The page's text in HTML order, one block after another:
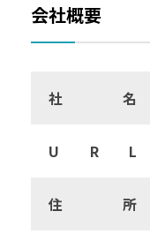
会社概要
社名
U R L
住所